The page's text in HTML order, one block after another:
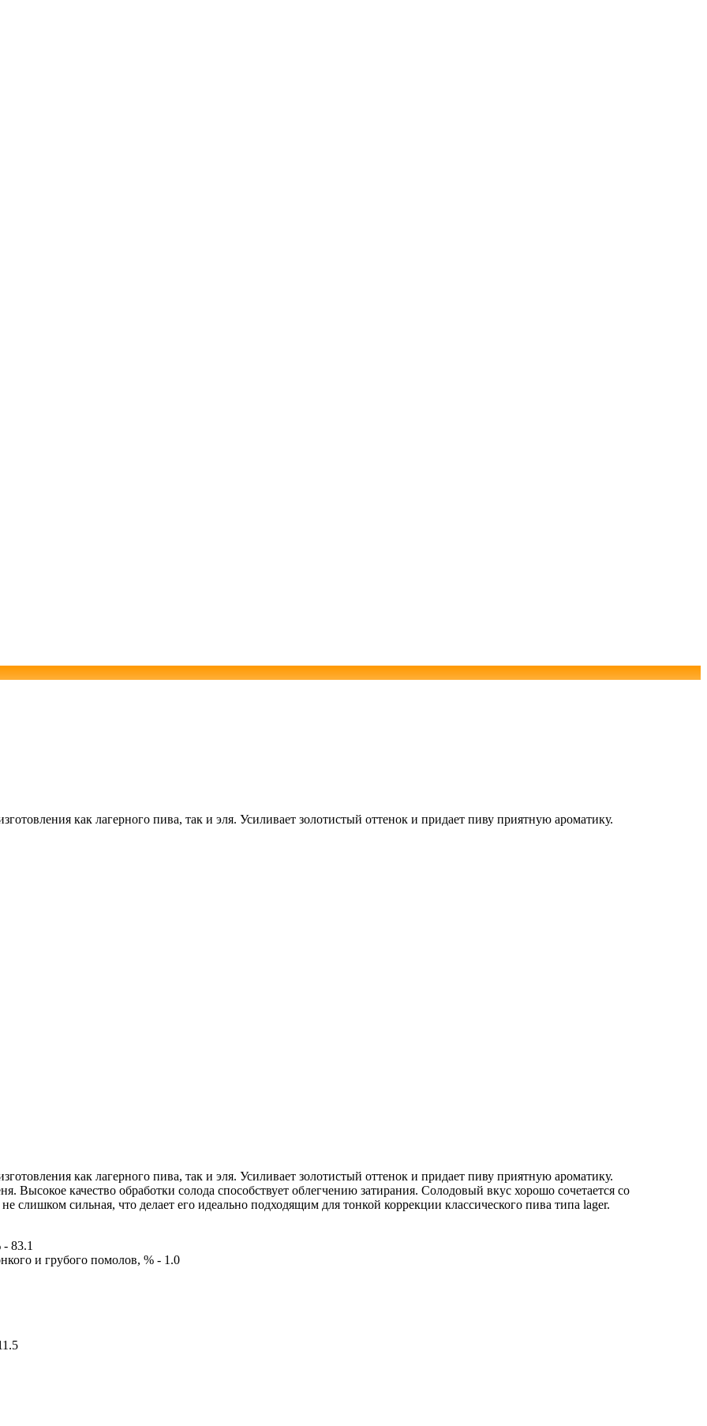
как лагерного пива, так и эля. Усиливает золотистый оттенок и придает пиву приятную ароматику.
как лагерного пива, так и эля. Усиливает золотистый оттенок и придает пиву приятную ароматику.
Высокое качество обработки солода способствует облегчению затирания. Солодовый вкус хорошо сочетается со
слишком сильная, что делает его идеально подходящим для тонкой коррекции классического пива типа lager.
83.1
и грубого помолов, % - 1.0